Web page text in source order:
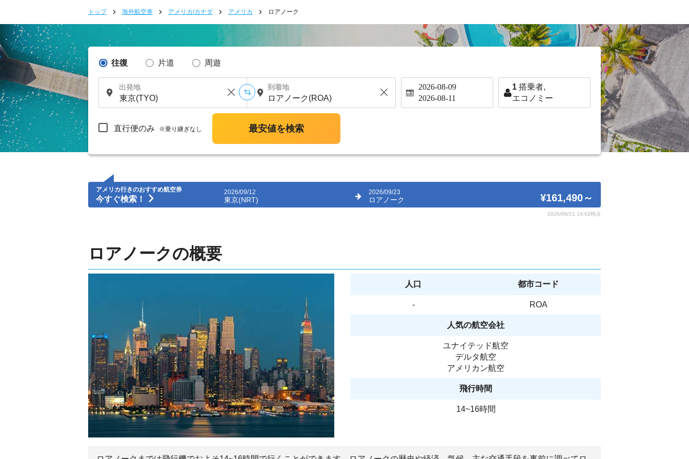
トップ 海外航空券 アメリカ/カナダ アメリカ ロアノーク
往復 片道 周遊
出発地 到着地 2026-08-09
2026-08-11
1 搭乗者,
エコノミー
直行便のみ ※乗り継ぎなし 最安値を検索
アメリカ行きのおすすめ航空券
今すぐ検索！
2026/09/12
東京(NRT)
2026/09/23
ロアノーク ¥161,490～
2026/06/21 14:02時点
ロアノークの概要
人口 都市コード
- ROA
人気の航空会社
ユナイテッド航空
デルタ航空
アメリカン航空
飛行時間
14~16時間